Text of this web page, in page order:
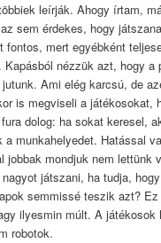
leírják. Ahogy írtam,
sem érdekes, hogy
fontos, mert egyébként
nézzük azt, hogy a
jutunk. Ami elég karcsú, de
is megviseli a játékosokat,
dolog: ha sokat keresel,
munkahelyedet. Hatással
jobbak mondjuk nem lettünk
játszani, ha tudja,
semmissé teszik azt?
ilyesmin múlt. A játékosok
robotok.